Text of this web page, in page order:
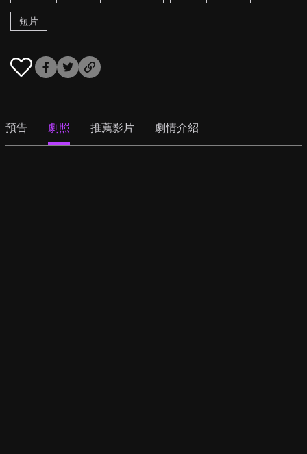
短片
預告 劇照 推薦影片 劇情介紹